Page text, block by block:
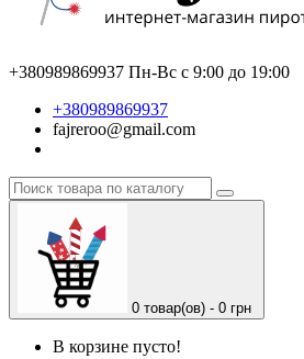
+380989869937 Пн-Вс с 9:00 до 19:00
+380989869937
fajreroo@gmail.com
0 товар(ов) - 0 грн
В корзине пусто!